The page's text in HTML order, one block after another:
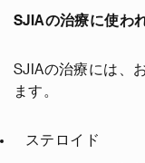
SJIAの治療に使わ
SJIAの治療には、
ます。
ステロイド